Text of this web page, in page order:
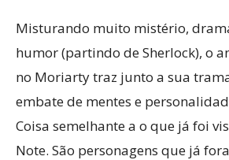
Misturando muito mistério,
humor (partindo de Sherlock), o
no Moriarty traz junto a sua
embate de mentes e
Coisa semelhante a o que já foi
Note. São personagens que já